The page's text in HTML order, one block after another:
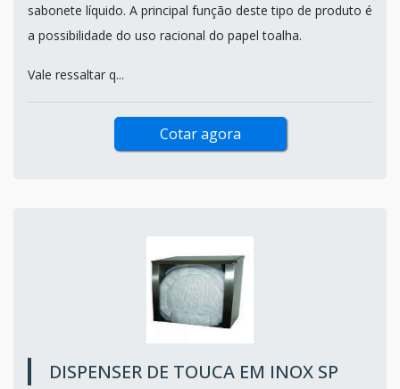
sabonete líquido. A principal função deste tipo de produto é
a possibilidade do uso racional do papel toalha.
Vale ressaltar q...
Cotar agora
DISPENSER DE TOUCA EM INOX SP